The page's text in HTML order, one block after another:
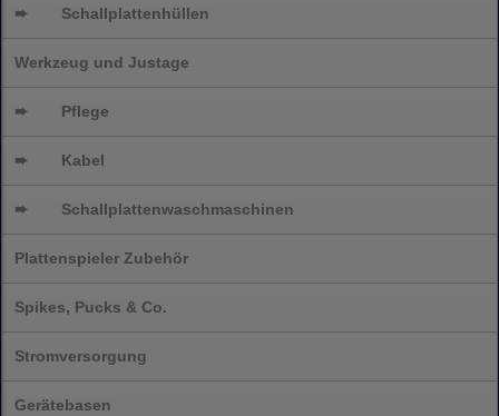
➨ Schallplattenhüllen
Werkzeug und Justage
➨ Pflege
➨ Kabel
➨ Schallplattenwaschmaschinen
Plattenspieler Zubehör
Spikes, Pucks & Co.
Stromversorgung
Gerätebasen